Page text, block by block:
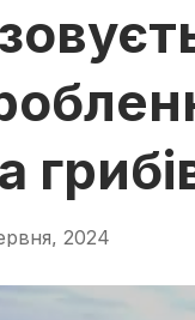
2024